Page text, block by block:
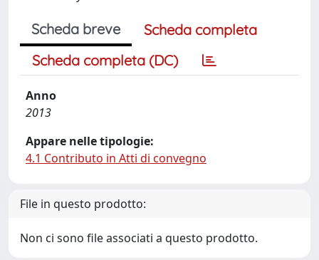
Scheda breve
Scheda completa
Scheda completa (DC)
Anno
2013
Appare nelle tipologie:
4.1 Contributo in Atti di convegno
File in questo prodotto:
Non ci sono file associati a questo prodotto.